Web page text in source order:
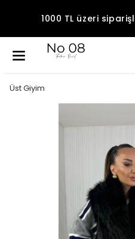
1000 TL üzeri
Üst Giyim